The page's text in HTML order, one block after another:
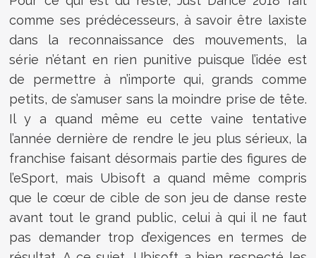
comme ses prédécesseurs, à savoir être laxiste
dans la reconnaissance des mouvements, la
série n’étant en rien punitive puisque l’idée est
de permettre à n’importe qui, grands comme
petits, de s’amuser sans la moindre prise de tête.
Il y a quand même eu cette vaine tentative
l’année dernière de rendre le jeu plus sérieux, la
franchise faisant désormais partie des figures de
l’eSport, mais Ubisoft a quand même compris
que le cœur de cible de son jeu de danse reste
avant tout le grand public, celui à qui il ne faut
pas demander trop d’exigences en termes de